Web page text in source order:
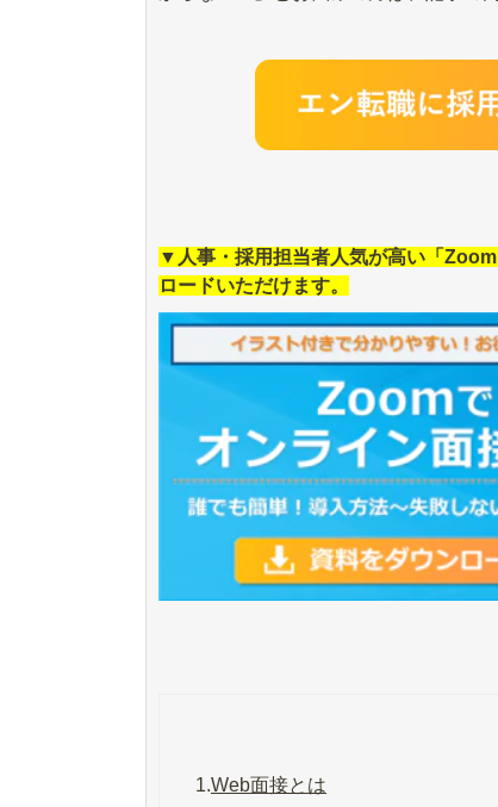
▼人事・採用担当者人気が高い「
ロードいただけます。
1.Web面接とは